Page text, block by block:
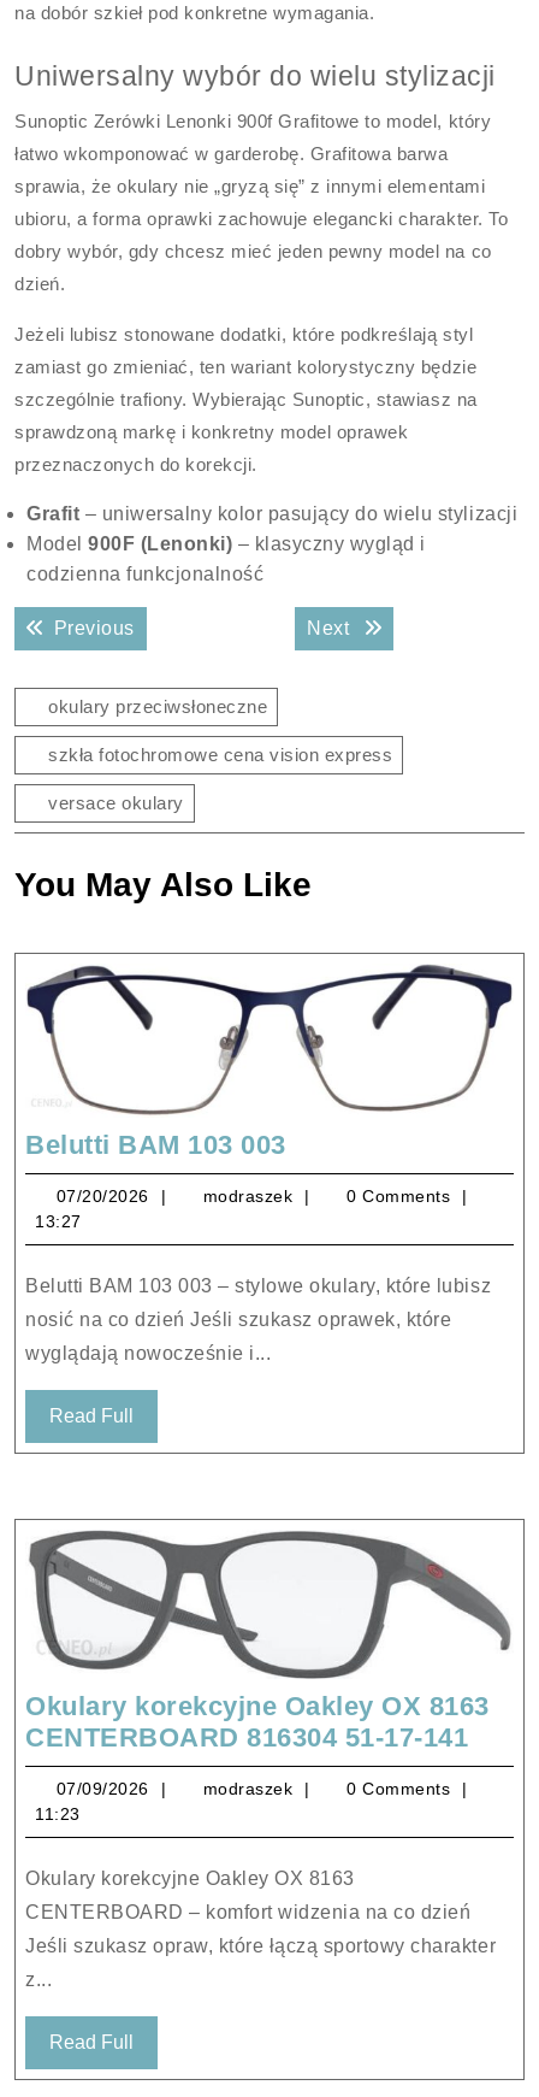
na dobór szkieł pod konkretne wymagania.
Uniwersalny wybór do wielu stylizacji
Sunoptic Zerówki Lenonki 900f Grafitowe to model, który
łatwo wkomponować w garderobę. Grafitowa barwa
sprawia, że okulary nie „gryzą się” z innymi elementami
ubioru, a forma oprawki zachowuje elegancki charakter. To
dobry wybór, gdy chcesz mieć jeden pewny model na co
dzień.
Jeżeli lubisz stonowane dodatki, które podkreślają styl
zamiast go zmieniać, ten wariant kolorystyczny będzie
szczególnie trafiony. Wybierając Sunoptic, stawiasz na
sprawdzoną markę i konkretny model oprawek
przeznaczonych do korekcji.
Grafit – uniwersalny kolor pasujący do wielu stylizacji
Model900F (Lenonki) – klasyczny wygląd i
codzienna funkcjonalność
Nawigacja
wpisuPreviousPrevious post: Next Next post:
okulary przeciwsłoneczne
szkła fotochromowe cena vision express
versace okulary
You May Also Like
Belutti BAM 103 003Belutti
BAM
103
003
07/20/2026 07/20/2026
modraszek modraszek
0 Comments
13:27
Belutti BAM 103 003 – stylowe okulary, które lubisz
nosić na co dzień Jeśli szukasz oprawek, które
wyglądają nowocześnie i...
Read Full
Full
Okulary korekcyjne Oakley OX 8163
CENTERBOARD 816304 51-17-141
OX
51-
07/09/2026 07/09/2026
modraszek modraszek
0 Comments
11:23
Okulary korekcyjne Oakley OX 8163
CENTERBOARD – komfort widzenia na co dzień
Jeśli szukasz opraw, które łączą sportowy charakter
z...
Read Full
Full